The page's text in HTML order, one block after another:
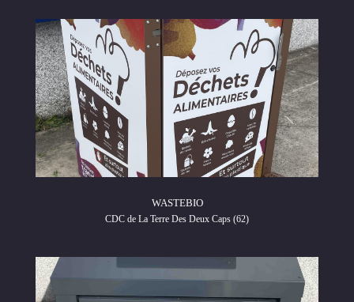
WASTEBIO
CDC de La Terre Des Deux Caps (62)